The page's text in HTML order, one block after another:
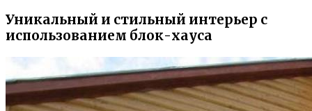
Уникальный и стильный интерьер с
использованием блок-хауса